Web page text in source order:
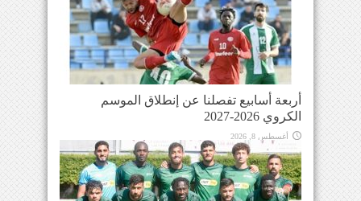
أربعة أسابيع تفصلنا عن إنطلاق الموسم
الكروي 2026-2027
أغسطس 8, 2026